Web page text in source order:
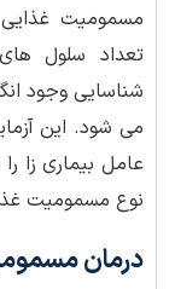
مسمومیت غذایی
تعداد سلول
شناسایی وجود
می شود. این
عامل بیماری زا
نوع مسمومیت
درمان